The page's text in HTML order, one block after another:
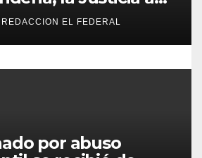
ni un peso
REDACCION EL FEDERAL
por abuso